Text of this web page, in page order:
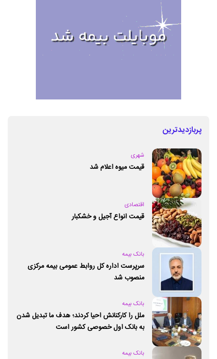
پربازدیدترین
شهری
قیمت میوه اعلام شد
اقتصادی
قیمت انواع آجیل و خشکبار
بانک بیمه
سرپرست اداره کل روابط عمومی بیمه مرکزی
منصوب شد
بانک بیمه
ملل را کارکنانش احیا کردند؛ هدف ما تبدیل شدن
به بانک اول خصوصی کشور است
بانک بیمه